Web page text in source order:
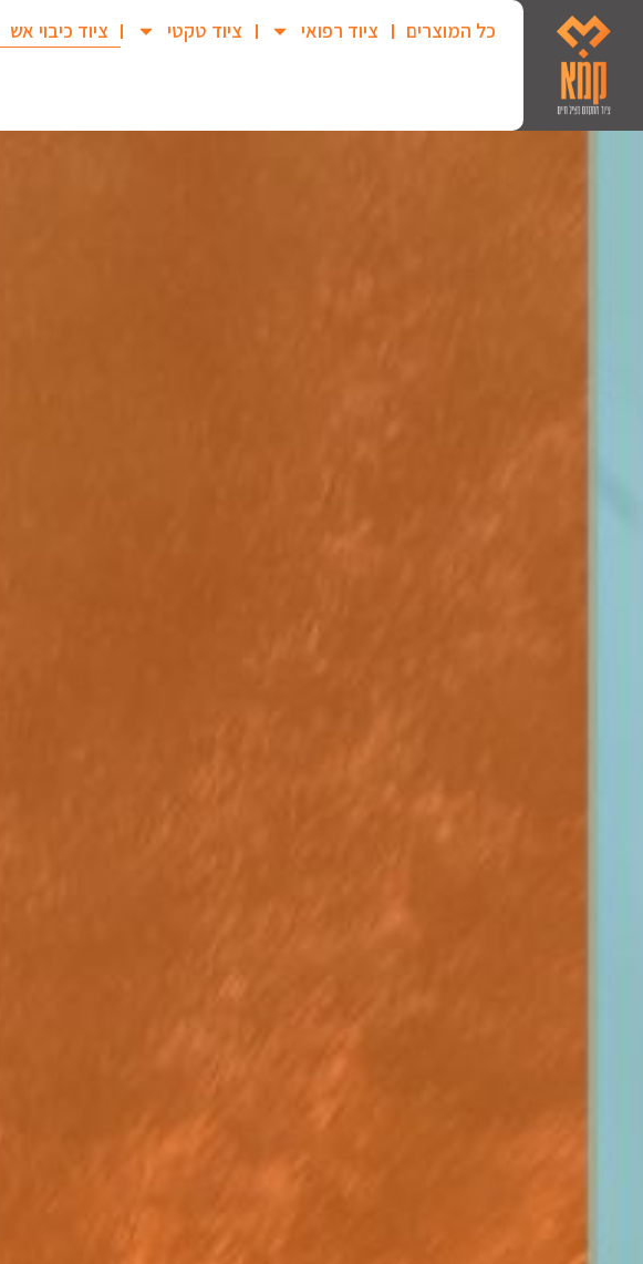
כל המוצרים ציוד רפואי ציוד טקטי ציוד כיבוי אש